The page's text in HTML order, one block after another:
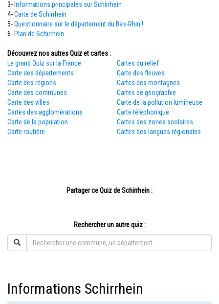
3- Informations principales sur Schirrhein
4-Carte de Schirrhein
5-Questionnaire sur le département du Bas-Rhin !
6- Plan de Schirrhein
Découvrez nos autres Quiz et cartes :
Le grand Quiz sur la France
Carte des départements
Carte des régions
Carte des communes
Carte des villes
Cartes des agglomérations
Carte de la population
Carte routière
Cartes du relief
Carte des fleuves
Cartes des montagnes
Cartes de géographie
Carte de la pollution lumineuse
Carte téléphonique
Cartes des zones scolaires
Cartes des langues régionales
Partager ce Quiz de Schirrhein :
Rechercher un autre quiz :
Informations Schirrhein